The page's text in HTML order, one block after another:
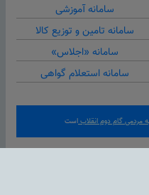
سامانه آموزشی
سامانه تامین و توزیع کالا
سامانه «اجلاس»
سامانه استعلام گواهی
مردمی گام دوم انقلاباست